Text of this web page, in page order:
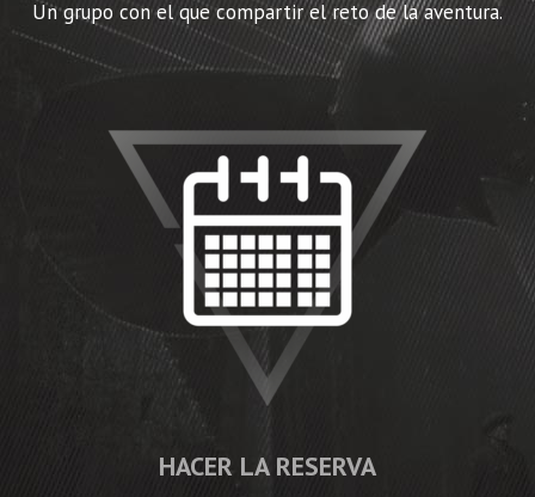
Un grupo con el que compartir el reto de la aventura.
HACER LA RESERVA